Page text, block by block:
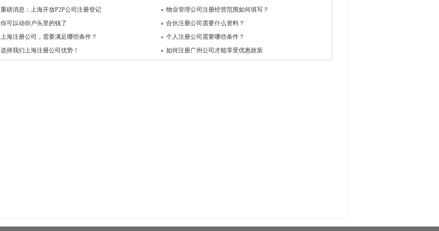
重磅消息：上海开放P2P公司注册登记
物业管理公司注册经营范围如何填写？
你可以动你户头里的钱了
合伙注册公司需要什么资料？
上海注册公司，需要满足哪些条件？
个人注册公司需要哪些条件？
选择我们上海注册公司优势！
如何注册广州公司才能享受优惠政策